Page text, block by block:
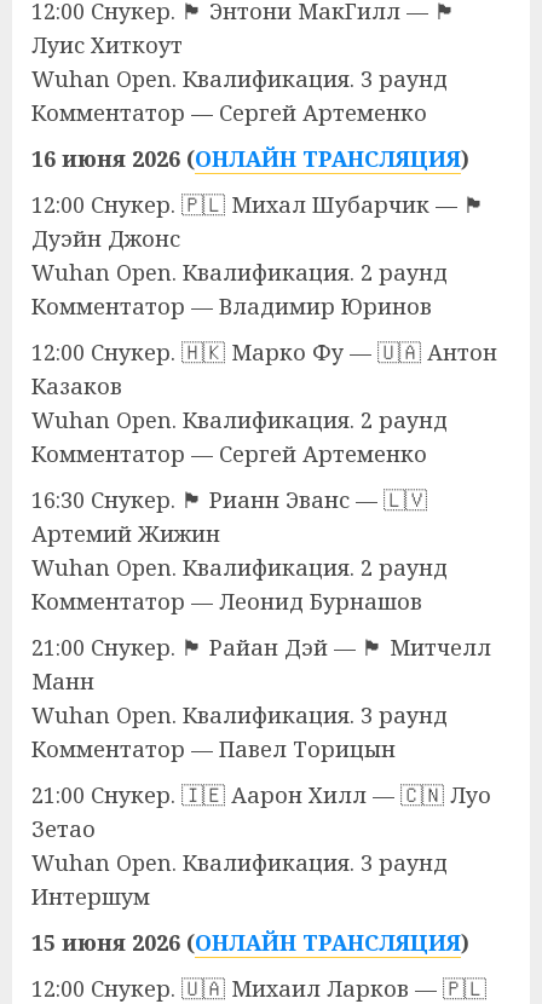
12:00 Снукер. 🏴󠁧󠁢󠁳󠁣󠁴󠁿 Энтони МакГилл — 🏴󠁧󠁢󠁥󠁮󠁧󠁿
Луис Хиткоут
Wuhan Open. Квалификация. 3 раунд
Комментатор — Сергей Артеменко
16 июня 2026 (ОНЛАЙН ТРАНСЛЯЦИЯ)
12:00 Снукер. 🇵🇱 Михал Шубарчик — 🏴󠁧󠁢󠁷󠁬󠁳󠁿
Дуэйн Джонс
Wuhan Open. Квалификация. 2 раунд
Комментатор — Владимир Юринов
12:00 Снукер. 🇭🇰 Марко Фу — 🇺🇦 Антон
Казаков
Wuhan Open. Квалификация. 2 раунд
Комментатор — Сергей Артеменко
16:30 Снукер. 🏴󠁧󠁢󠁥󠁮󠁧󠁿 Рианн Эванс — 🇱🇻
Артемий Жижин
Wuhan Open. Квалификация. 2 раунд
Комментатор — Леонид Бурнашов
21:00 Снукер. 🏴󠁧󠁢󠁷󠁬󠁳󠁿 Райан Дэй — 🏴󠁧󠁢󠁥󠁮󠁧󠁿 Митчелл
Манн
Wuhan Open. Квалификация. 3 раунд
Комментатор — Павел Торицын
21:00 Снукер. 🇮🇪 Аарон Хилл — 🇨🇳 Луо
Зетао
Wuhan Open. Квалификация. 3 раунд
Интершум
15 июня 2026 (ОНЛАЙН ТРАНСЛЯЦИЯ)
12:00 Снукер. 🇺🇦 Михаил Ларков — 🇵🇱